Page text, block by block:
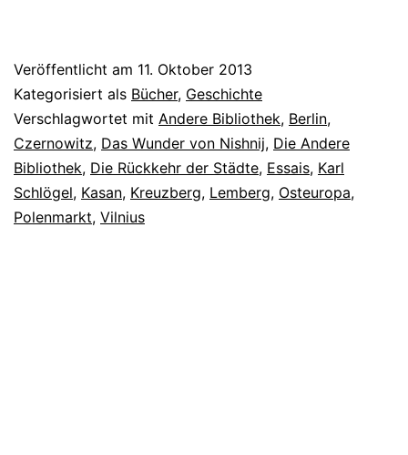
noch
immer
Veröffentlicht am 11. Oktober 2013
Kategorisiert als Bücher, Geschichte
Verschlagwortet mit Andere Bibliothek, Berlin,
Czernowitz, Das Wunder von Nishnij, Die Andere
Bibliothek, Die Rückkehr der Städte, Essais, Karl
Schlögel, Kasan, Kreuzberg, Lemberg, Osteuropa,
Polenmarkt, Vilnius